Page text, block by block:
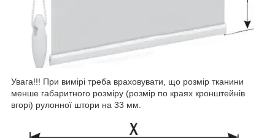
Увага!!! При вимірі треба враховувати, що розмір тканини
менше габаритного розміру (розмір по краях кронштейнів
вгорі) рулонної штори на 33 мм.